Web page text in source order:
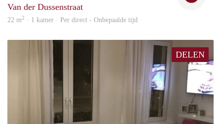
Van der Dussenstraat
22 m2 · 1 kamer · Per direct - Onbepaalde tijd
DELEN